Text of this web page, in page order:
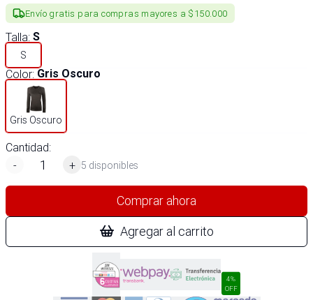
Envío gratis para compras mayores a $150.000
Talla: S
S
Color: Gris Oscuro
Gris Oscuro
Cantidad:
-
+ 5 disponibles
Comprar ahora
Agregar al carrito
4%
OFF